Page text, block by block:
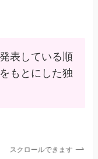
表している順
もとにした独
スクロールできます